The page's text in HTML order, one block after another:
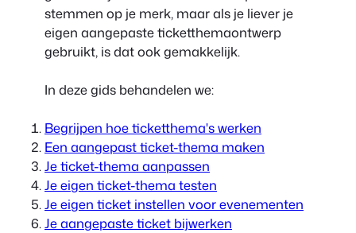
stemmen op je merk, maar als je liever je
eigen aangepaste ticketthemaontwerp
gebruikt, is dat ook gemakkelijk.
In deze gids behandelen we:
Begrijpen hoe ticketthema's werken
Een aangepast ticket-thema maken
Je ticket-thema aanpassen
Je eigen ticket-thema testen
Je eigen ticket instellen voor evenementen
Je aangepaste ticket bijwerken